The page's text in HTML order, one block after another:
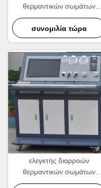
θερμαντικών σωμάτων
πίεσης δοκιμής, ελεγκτής
διαρροών αέρα αεροστεγής
συνομιλία τώρα
ελεγκτής διαρροών
θερμαντικών σωμάτων
σειράς δοκιμής 380V 6mpa,